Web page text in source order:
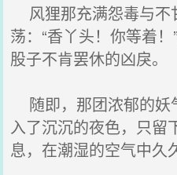
风狸那充满怨毒与不
荡：“香丫头！你等着
股子不肯罢休的凶戾。
随即，那团浓郁的妖
入了沉沉的夜色，只留
息，在潮湿的空气中久